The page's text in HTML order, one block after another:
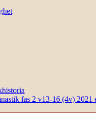
fas 2 v13-16 (4v) 2021